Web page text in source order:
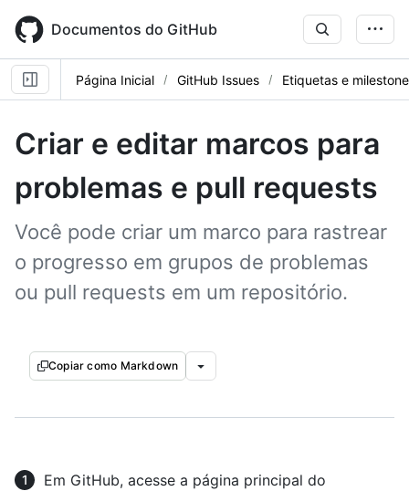
main
content
Documentos do GitHub
Página Inicial GitHub Issues Etiquetas e
Criar e editar marcos para
problemas e pull requests
Você pode criar um marco para rastrear
o progresso em grupos de problemas
ou pull requests em um repositório.
Copiar como Markdown
Em GitHub, acesse a página principal do